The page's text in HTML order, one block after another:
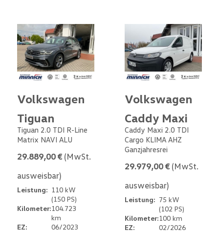
Volkswagen
Tiguan
Tiguan 2.0 TDI R-Line
Matrix NAVI ALU
29.889,00 € (MwSt.
ausweisbar)
Leistung: 110 kW
(150 PS)
Kilometer:104.723
km
EZ:
06/2023
Volkswagen
Caddy Maxi
Caddy Maxi 2.0 TDI
Cargo KLIMA AHZ
Ganzjahresrei
29.979,00 € (MwSt.
ausweisbar)
Leistung: 75 kW
(102 PS)
Kilometer:100 km
EZ:
02/2026